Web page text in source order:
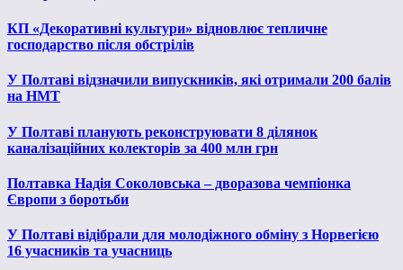
КП «Декоративні культури» відновлює тепличне
господарство після обстрілів
У Полтаві відзначили випускників, які отримали 200 балів
на НМТ
У Полтаві планують реконструювати 8 ділянок
каналізаційних колекторів за 400 млн грн
Полтавка Надія Соколовська – дворазова чемпіонка
Європи з боротьби
У Полтаві відібрали для молодіжного обміну з Норвегією
16 учасників та учасниць